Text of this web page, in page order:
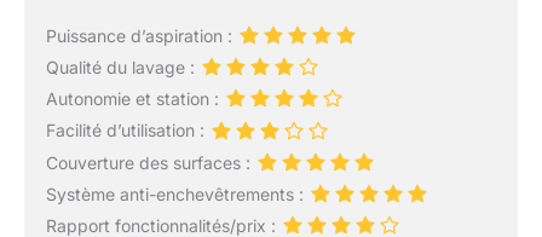
Puissance d’aspiration :
Qualité du lavage :
Autonomie et station :
Facilité d’utilisation :
Couverture des surfaces :
Système anti-enchevêtrements :
Rapport fonctionnalités/prix :